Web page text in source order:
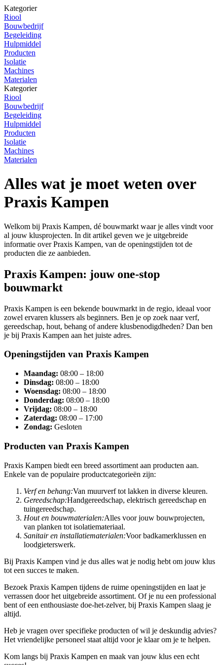
Kategorier
Riool
Bouwbedrijf
Begeleiding
Hulpmiddel
Producten
Isolatie
Machines
Materialen
Kategorier
Riool
Bouwbedrijf
Begeleiding
Hulpmiddel
Producten
Isolatie
Machines
Materialen
Alles wat je moet weten over
Praxis Kampen
Welkom bij Praxis Kampen, dé bouwmarkt waar je alles vindt voor
al jouw klusprojecten. In dit artikel geven we je uitgebreide
informatie over Praxis Kampen, van de openingstijden tot de
producten die ze aanbieden.
Praxis Kampen: jouw one-stop
bouwmarkt
Praxis Kampen is een bekende bouwmarkt in de regio, ideaal voor
zowel ervaren klussers als beginners. Ben je op zoek naar verf,
gereedschap, hout, behang of andere klusbenodigdheden? Dan ben
je bij Praxis Kampen aan het juiste adres.
Openingstijden van Praxis Kampen
Maandag: 08:00 – 18:00
Dinsdag: 08:00 – 18:00
Woensdag: 08:00 – 18:00
Donderdag: 08:00 – 18:00
Vrijdag: 08:00 – 18:00
Zaterdag: 08:00 – 17:00
Zondag: Gesloten
Producten van Praxis Kampen
Praxis Kampen biedt een breed assortiment aan producten aan.
Enkele van de populaire productcategorieën zijn:
Verf en behang:Van muurverf tot lakken in diverse kleuren.
Gereedschap:Handgereedschap, elektrisch gereedschap en
tuingereedschap.
Hout en bouwmaterialen:Alles voor jouw bouwprojecten,
van planken tot isolatiemateriaal.
Sanitair en installatiematerialen:Voor badkamerklussen en
loodgieterswerk.
Bij Praxis Kampen vind je dus alles wat je nodig hebt om jouw klus
tot een succes te maken.
Bezoek Praxis Kampen tijdens de ruime openingstijden en laat je
verrassen door het uitgebreide assortiment. Of je nu een professional
bent of een enthousiaste doe-het-zelver, bij Praxis Kampen slaag je
altijd.
Heb je vragen over specifieke producten of wil je deskundig advies?
Het vriendelijke personeel staat altijd voor je klaar om je te helpen.
Kom langs bij Praxis Kampen en maak van jouw klus een echt